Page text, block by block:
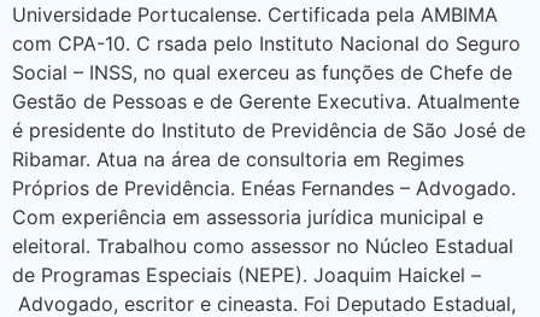
Universidade Portucalense. Certificada pela AMBIMA
com CPA-10. C rsada pelo Instituto Nacional do Seguro
Social – INSS, no qual exerceu as funções de Chefe de
Gestão de Pessoas e de Gerente Executiva. Atualmente
é presidente do Instituto de Previdência de São José de
Ribamar. Atua na área de consultoria em Regimes
Próprios de Previdência. Enéas Fernandes – Advogado.
Com experiência em assessoria jurídica municipal e
eleitoral. Trabalhou como assessor no Núcleo Estadual
de Programas Especiais (NEPE). Joaquim Haickel –
Advogado, escritor e cineasta. Foi Deputado Estadual,